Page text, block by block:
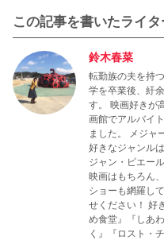
この記事を書いたライ
鈴木春菜
転勤族の夫を持
学を卒業後、紆
す。 映画好きが
画館でアルバイ
ました。 メジャ
好きなジャンル
ジャン・ピエー
映画はもちろん
ショーも網羅し
せください！ 好
め食堂』『しあ
く』『ロスト・